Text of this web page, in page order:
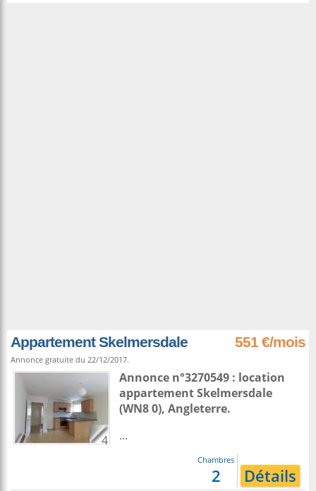
Appartement Skelmersdale 551 €/mois
Annonce gratuite du 22/12/2017.
4
Annonce n°3270549 : location
appartementSkelmersdale
(WN8 0), Angleterre.
...
Chambres
2 Détails